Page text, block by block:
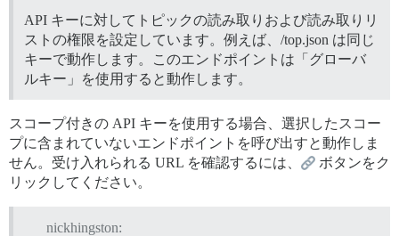
API キーに対してトピックの読み取りおよび読み取りリ
ストの権限を設定しています。例えば、/top.json は同じ
キーで動作します。このエンドポイントは「グローバ
ルキー」を使用すると動作します。
スコープ付きの API キーを使用する場合、選択したスコー
プに含まれていないエンドポイントを呼び出すと動作しま
せん。受け入れられる URL を確認するには、
ボタンをク
リックしてください。
nickhingston: